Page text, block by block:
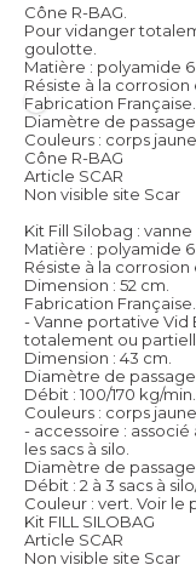
Cône R-BAG.
Pour vidanger
goulotte.
Matière : polyamide 6
Résiste à la
Fabrication Française.
Diamètre de passage
Couleurs : corps
Cône R-BAG
Article SCAR
Non visible site Scar
Kit Fill Silobag :
Matière : polyamide 6
Résiste à la
Dimension : 52 cm.
Fabrication Française.
- Vanne portative
totalement ou
Dimension : 43 cm.
Diamètre de passage
Débit : 100/170 kg/min.
Couleurs : corps
- accessoire :
les sacs à silo.
Diamètre de passage
Débit : 2 à 3 sacs à
Couleur : vert. Voir le
Kit FILL SILOBAG
Article SCAR
Non visible site Scar